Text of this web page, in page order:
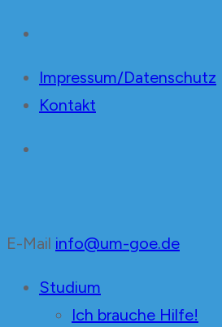
Impressum/Datenschutz
Kontakt
E-Mail info@um-goe.de
Studium
Ich brauche Hilfe!